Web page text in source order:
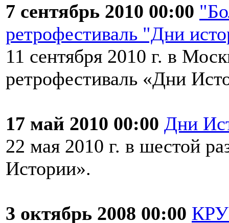
7 сентябрь 2010 00:00
ретрофестиваль "Дни
11 сентября 2010 г. в
ретрофестиваль «Дни
17 май 2010 00:00 Дни
22 мая 2010 г. в шестой
Истории».
3 октябрь 2008 00:00